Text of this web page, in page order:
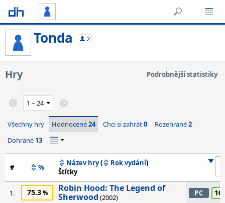
Tonda 2
Hry Podrobnější statistiky
Všechny hry Hodnocené24 Chci si zahrát0 Rozehrané2
Dohrané 13
# % Název hry( Rok vydání)
Štítky
1. 75.3
Robin Hood: The Legend of
Sherwood (2002) PC